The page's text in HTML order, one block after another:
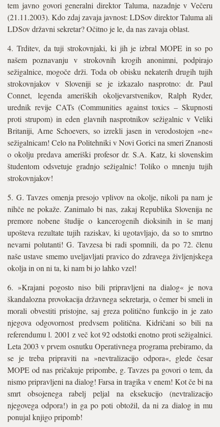
tem javno govori generalni direktor Taluma, nazadnje v Večeru
(21.11.2003). Kdo zdaj zavaja javnost: LDSov direktor Taluma ali
LDSov državni sekretar? Očitno je le, da nas zavaja oblast.
4. Trditev, da tuji strokovnjaki, ki jih je izbral MOPE in so po
našem poznavanju v strokovnih krogih anonimni, podpirajo
sežigalnice, mogoče drži. Toda ob obisku nekaterih drugih tujih
strokovnjakov v Sloveniji se je izkazalo nasprotno: dr. Paul
Connet, legenda ameriških okoljevarstvenikov, Ralph Ryder,
urednik revije CATs (Communities against toxics – Skupnosti
proti strupom) in eden glavnih nasprotnikov sežigalnic v Veliki
Britaniji, Arne Schoevers, so izrekli jasen in verodostojen »ne«
sežigalnicam! Celo na Politehniki v Novi Gorici na smeri Znanosti
o okolju predava ameriški profesor dr. S.A. Katz, ki slovenskim
študentom odsvetuje gradnjo sežigalnic! Toliko o mnenju tujih
strokovnjakov!
5. G. Tavzes omenja presojo vplivov na okolje, nikoli pa nam je
nihče ne pokaže. Zanimalo bi nas, zakaj Republika Slovenija ne
premore nobene študije o kancerogenih dioksinih in še manj
upošteva rezultate tujih raziskav, ki ugotavljajo, da so to smrtno
nevarni polutanti! G. Tavzesa bi radi spomnili, da po 72. členu
naše ustave smemo uveljavljati pravico do zdravega življenjskega
okolja in on ni ta, ki nam bi jo lahko vzel!
6. »Krajani pogosto niso bili pripravljeni na dialog« je nova
škandalozna provokacija državnega sekretarja, o čemer bi smeli in
morali obvestiti pristojne, saj greza politično funkcijo in je zato
njegova odgovornost predvsem politična. Kidričani so bili na
referendumu l. 2001 z več kot 92 odstotki enotno proti sežigalnici.
Leta 2003 v prvem osnutku Operativnega programa prebiramo, da
se je treba pripraviti na »nevtralizacijo odpora«, glede česar
MOPE od nas pričakuje pripombe, g. Tavzes pa govori o tem, da
nismo pripravljeni na dialog! Farsa in tragika v enem! Kot če bi na
smrt obsojenega rabelj peljal na eksekucijo (nevtralizacijo
njegovega odpora!) in ga po poti obtožil, da ni za dialog in mu
ponujal knjigo pripomb!